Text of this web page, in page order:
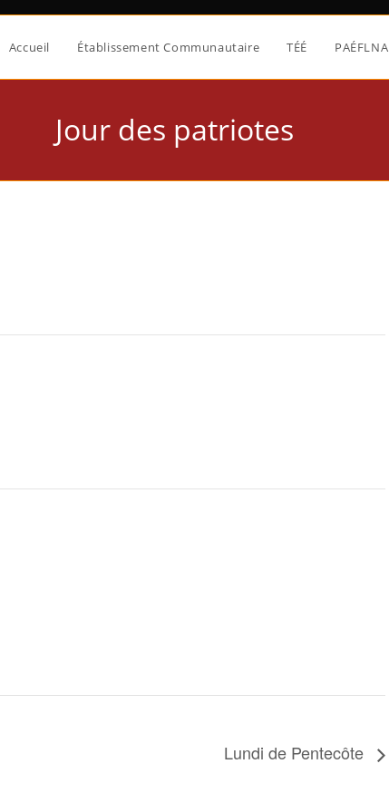
Accueil Établissement Communautaire TÉÉ PAÉFLNA
Jour des patriotes
Lundi de Pentecôte